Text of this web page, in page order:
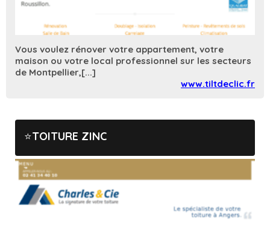
Vous voulez rénover votre appartement, votre
maison ou votre local professionnel sur les secteurs
de Montpellier,[...]
www.tiltdeclic.fr
TOITURE ZINC